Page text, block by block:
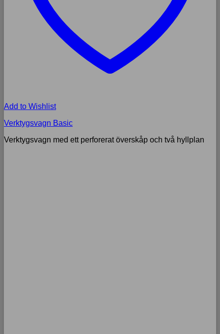
Add to Wishlist
Verktygsvagn Basic
Verktygsvagn med ett perforerat överskåp och två hyllplan